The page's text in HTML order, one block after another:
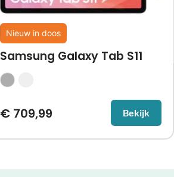
Nieuw in doos
Samsung Galaxy Tab S11
€ 709,99 Bekijk